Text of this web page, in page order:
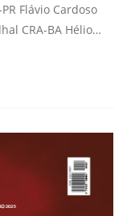
Flávio Cardoso
CRA-BA Hélio…